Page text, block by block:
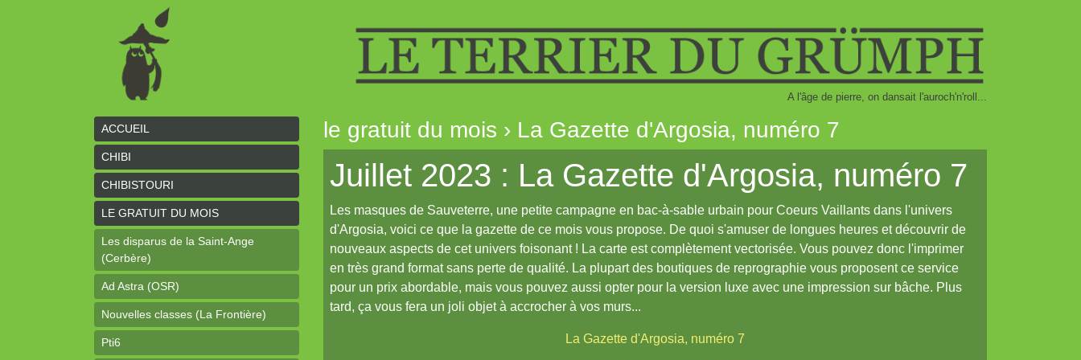
A l'âge de pierre, on dansait l'auroch'n'roll...
ACCUEIL
CHIBI
CHIBISTOURI
LE GRATUIT DU MOIS
Les disparus de la Saint-Ange
(Cerbère)
Ad Astra (OSR)
Nouvelles classes (La Frontière)
Pti6
le gratuit du mois › La Gazette d'Argosia, numéro 7
Juillet 2023 : La Gazette d'Argosia, numéro 7
Les masques de Sauveterre, une petite campagne en bac-à-sable urbain pour Coeurs Vaillants dans l'univers
d'Argosia, voici ce que la gazette de ce mois vous propose. De quoi s'amuser de longues heures et découvrir de
nouveaux aspects de cet univers foisonant ! La carte est complètement vectorisée. Vous pouvez donc l'imprimer
en très grand format sans perte de qualité. La plupart des boutiques de reprographie vous proposent ce service
pour un prix abordable, mais vous pouvez aussi opter pour la version luxe avec une impression sur bâche. Plus
tard, ça vous fera un joli objet à accrocher à vos murs...
La Gazette d'Argosia, numéro 7